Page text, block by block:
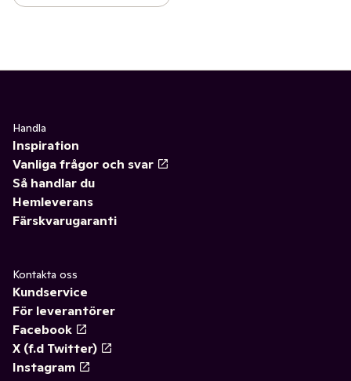
Handla
Inspiration
Vanliga frågor och svar
Så handlar du
Hemleverans
Färskvarugaranti
Kontakta oss
Kundservice
För leverantörer
Facebook
X (f.d Twitter)
Instagram